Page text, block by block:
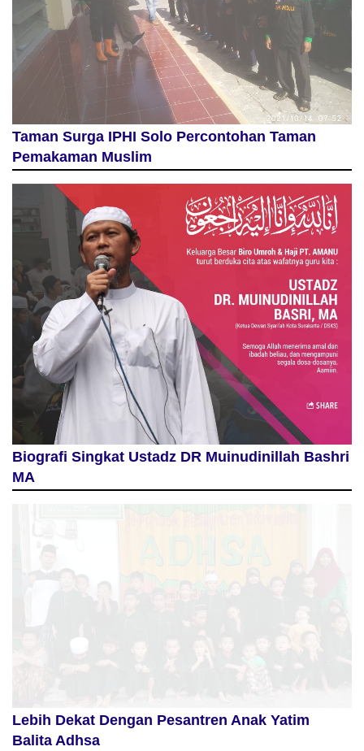
Taman Surga IPHI Solo Percontohan Taman
Pemakaman Muslim
Biografi Singkat Ustadz DR Muinudinillah Bashri
MA
Lebih Dekat Dengan Pesantren Anak Yatim
Balita Adhsa